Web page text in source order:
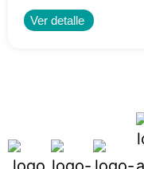
Ver detalle